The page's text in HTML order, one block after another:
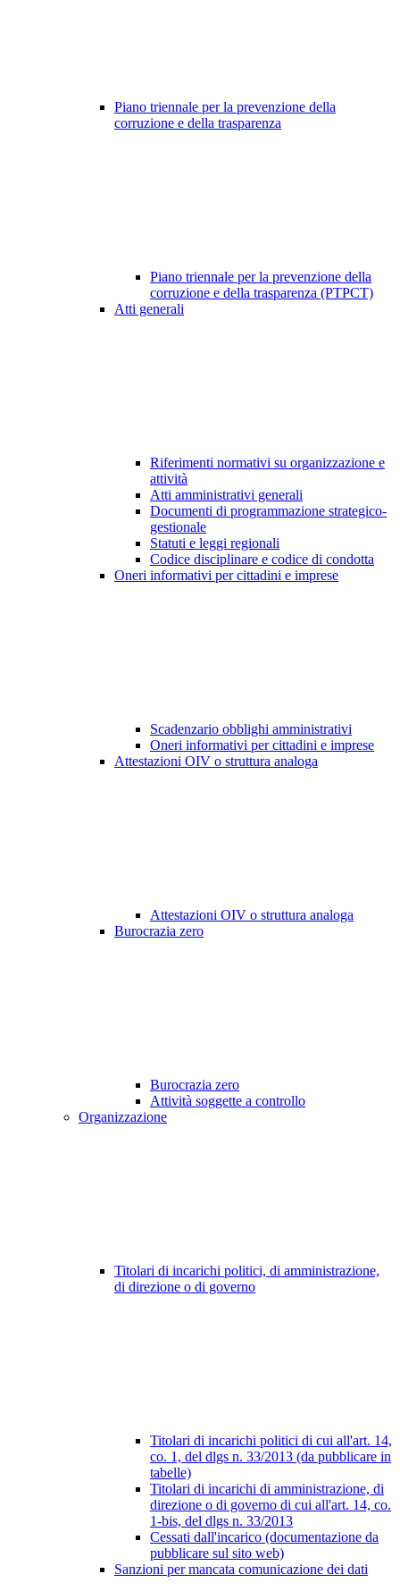
Piano triennale per la prevenzione della
corruzione e della trasparenza
Piano triennale per la prevenzione della
corruzione e della trasparenza (PTPCT)
Atti generali
Riferimenti normativi su organizzazione e
attività
Atti amministrativi generali
Documenti di programmazione strategico-
gestionale
Statuti e leggi regionali
Codice disciplinare e codice di condotta
Oneri informativi per cittadini e imprese
Scadenzario obblighi amministrativi
Oneri informativi per cittadini e imprese
Attestazioni OIV o struttura analoga
Attestazioni OIV o struttura analoga
Burocrazia zero
Burocrazia zero
Attività soggette a controllo
Organizzazione
Titolari di incarichi politici, di amministrazione,
di direzione o di governo
Titolari di incarichi politici di cui all'art. 14,
co. 1, del dlgs n. 33/2013 (da pubblicare in
tabelle)
Titolari di incarichi di amministrazione, di
direzione o di governo di cui all'art. 14, co.
1-bis, del dlgs n. 33/2013
Cessati dall'incarico (documentazione da
pubblicare sul sito web)
Sanzioni per mancata comunicazione dei dati